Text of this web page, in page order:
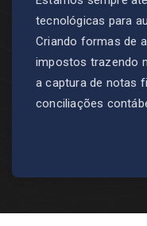
tecnológicas para
Criando formas de
impostos trazendo
a captura de notas
conciliações